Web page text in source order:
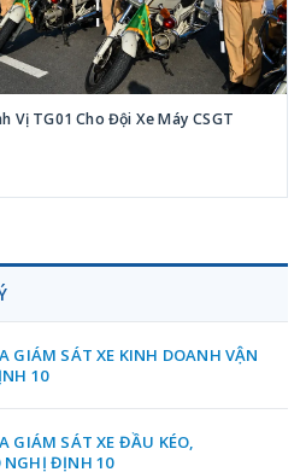
Vị TG01 Cho Đội Xe Máy CSGT
GIÁM SÁT XE KINH DOANH VẬN
10
GIÁM SÁT XE ĐẦU KÉO,
NGHỊ ĐỊNH 10